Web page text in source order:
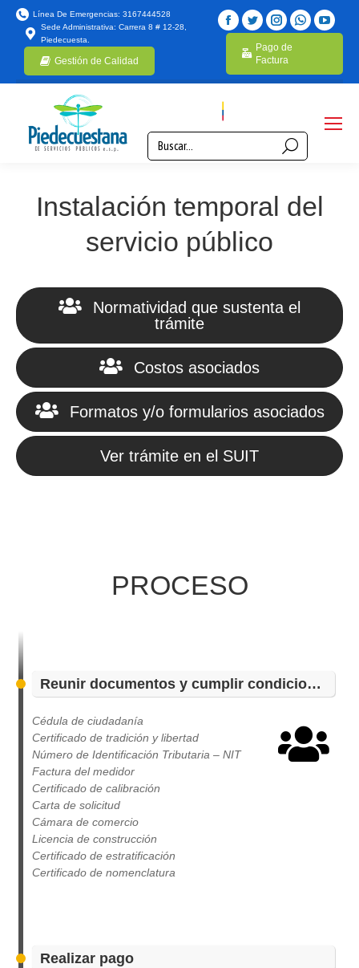
Línea De Emergencias: 3167444528
Sede Administrativa: Carrera 8 # 12-28,
Piedecuesta.
Gestión de Calidad
Pago de
Factura
Instalación temporal del
servicio público
Normatividad que sustenta el
trámite
Costos asociados
Formatos y/o formularios asociados
Ver trámite en el SUIT
PROCESO
Reunir documentos y cumplir condiciones
Cédula de ciudadanía
Certificado de tradición y libertad
Número de Identificación Tributaria – NIT
Factura del medidor
Certificado de calibración
Carta de solicitud
Cámara de comercio
Licencia de construcción
Certificado de estratificación
Certificado de nomenclatura
Realizar pago